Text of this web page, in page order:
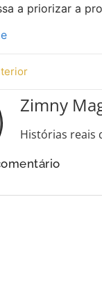
a priorizar a
Zimny
Histórias reais